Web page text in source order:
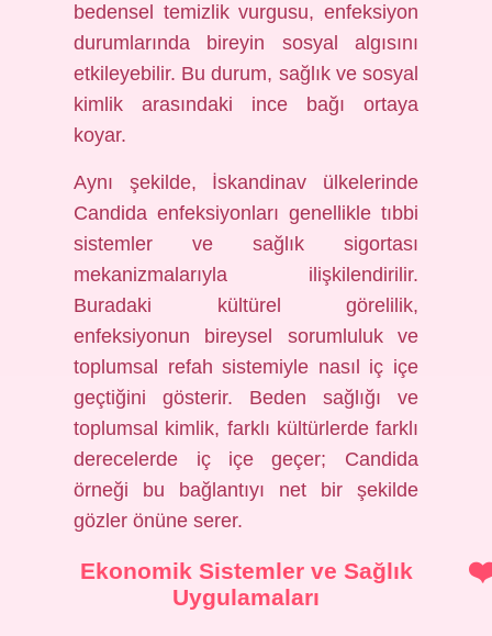
bedensel temizlik vurgusu, enfeksiyon
durumlarında bireyin sosyal algısını
etkileyebilir. Bu durum, sağlık ve sosyal
kimlik arasındaki ince bağı ortaya
koyar.
Aynı şekilde, İskandinav ülkelerinde
Candida enfeksiyonları genellikle tıbbi
sistemler ve sağlık sigortası
mekanizmalarıyla ilişkilendirilir.
Buradaki kültürel görelilik,
enfeksiyonun bireysel sorumluluk ve
toplumsal refah sistemiyle nasıl iç içe
geçtiğini gösterir. Beden sağlığı ve
toplumsal kimlik, farklı kültürlerde farklı
derecelerde iç içe geçer; Candida
örneği bu bağlantıyı net bir şekilde
gözler önüne serer.
Ekonomik Sistemler ve Sağlık
Uygulamaları